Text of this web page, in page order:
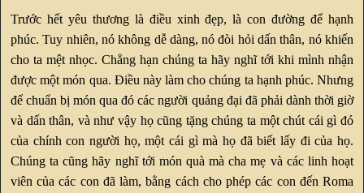
Trước hết yêu thương là điều xinh đẹp, là con đường để hạnh
phúc. Tuy nhiên, nó không dễ dàng, nó đòi hỏi dấn thân, nó khiến
cho ta mệt nhọc. Chẳng hạn chúng ta hãy nghĩ tới khi mình nhận
được một món qua. Điều này làm cho chúng ta hạnh phúc. Nhưng
để chuẩn bị món qua đó các người quảng đại đã phải dành thời giờ
và dấn thân, và như vậy họ cũng tặng chúng ta một chút cái gì đó
của chính con người họ, một cái gì mà họ đã biết lấy đi của họ.
Chúng ta cũng hãy nghĩ tới món quà mà cha mẹ và các linh hoạt
viên của các con đã làm, bằng cách cho phép các con đến Roma